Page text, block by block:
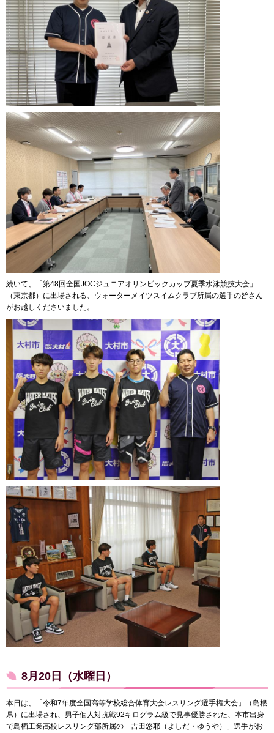
続いて、「第48回全国JOCジュニアオリンピックカップ夏季水泳競技大会」
（東京都）に出場される、ウォーターメイツスイムクラブ所属の選手の皆さん
がお越しくださいました。
8月20日（水曜日）
本日は、「令和7年度全国高等学校総合体育大会レスリング選手権大会」（島根
県）に出場され、男子個人対抗戦92キログラム級で見事優勝された、本市出身
で鳥栖工業高校レスリング部所属の「吉田悠耶（よしだ・ゆうや）」選手がお